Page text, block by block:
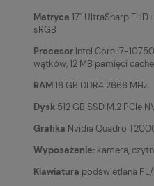
Matryca 17'' UltraSharp
sRGB
Procesor Intel Core i7-
wątków, 12 MB pamięci cache
RAM16 GB DDR4 2666 MHz
Dysk 512 GB SSD M.2 PCIe
Grafika Nvidia Quadro
Wyposażenie: kamera,
Klawiatura podświetlana PL/